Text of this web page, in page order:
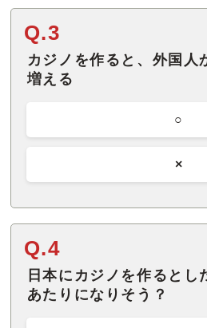
Q.3
カジノを作ると、外国人
増える
○
×
Q.4
日本にカジノを作るとし
あたりになりそう？